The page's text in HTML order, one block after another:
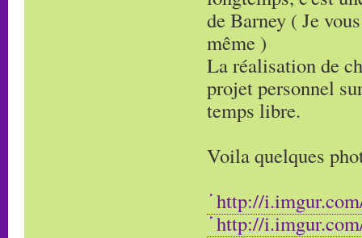
de Barney ( Je
même )
La réalisation de
projet personnel
temps libre.
Voila quelques
http://
http://